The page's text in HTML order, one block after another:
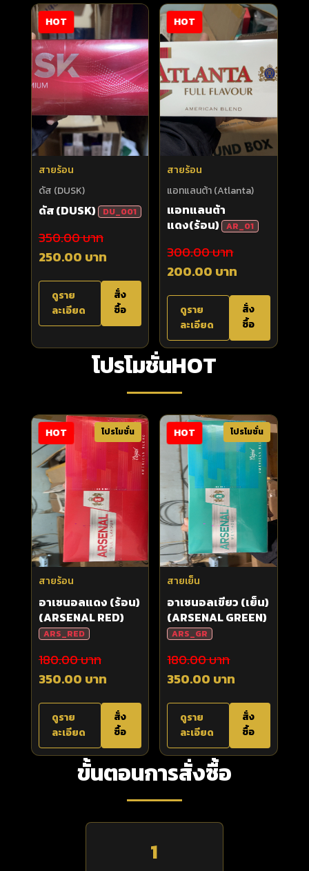
HOT
สายร้อน
ดัส (DUSK)
ดัส (DUSK) DU_001
350.00 บาท
250.00 บาท
ดูราย
ละเอียด
สั่ง
ซื้อ
HOT
สายร้อน
แอทแลนต้า (Atlanta)
แอทแลนต้า
แดง(ร้อน) AR_01
300.00 บาท
200.00 บาท
ดูราย
ละเอียด
สั่ง
ซื้อ
โปรโมชั่นHOT
โปรโมชั่น
HOT
สายร้อน
อาเซนอลแดง (ร้อน)
(ARSENAL RED)
ARS_RED
180.00 บาท
350.00 บาท
ดูราย
ละเอียด
สั่ง
ซื้อ
โปรโมชั่น
HOT
สายเย็น
อาเซนอลเขียว (เย็น)
(ARSENAL GREEN)
ARS_GR
180.00 บาท
350.00 บาท
ดูราย
ละเอียด
สั่ง
ซื้อ
ขั้นตอนการสั่งซื้อ
1